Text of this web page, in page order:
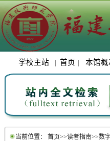
学校主站 | 首页 | 本馆概
当前位置： 首页>>读者指南>>数